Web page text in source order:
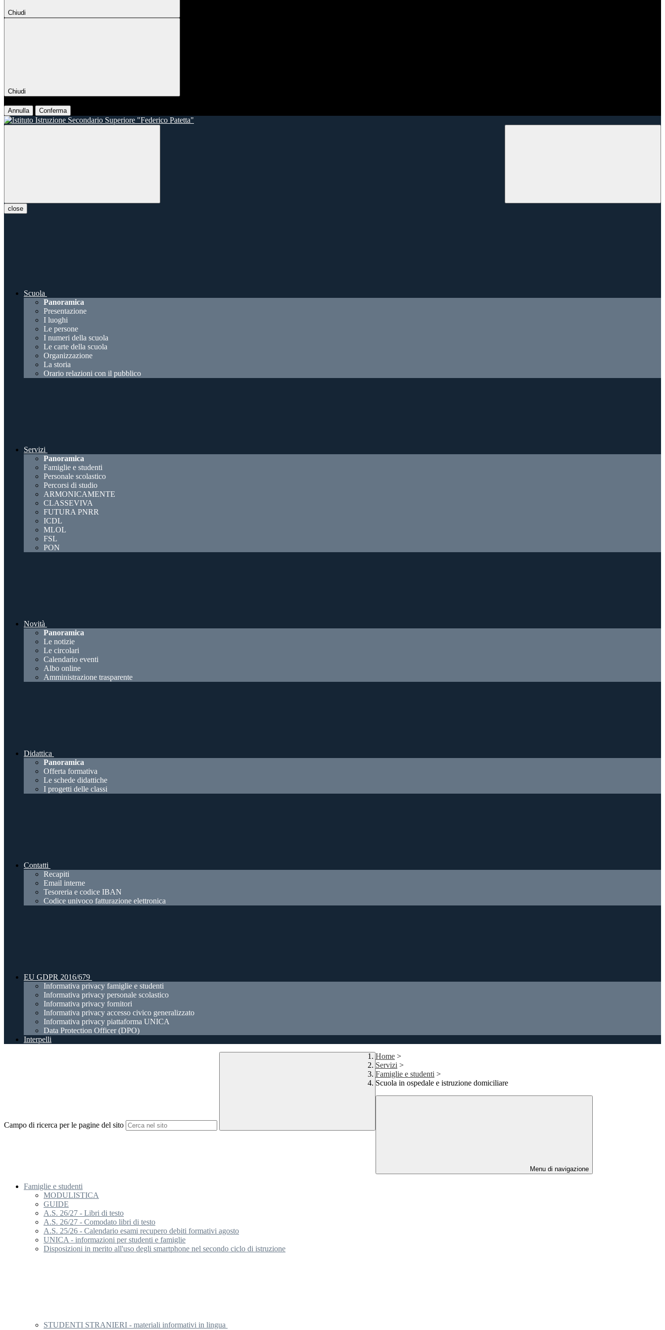
Chiudi
Chiudi
Annulla Conferma
close
Scuola
Panoramica
Presentazione
I luoghi
Le persone
I numeri della scuola
Le carte della scuola
Organizzazione
La storia
Orario relazioni con il pubblico
Servizi
Panoramica
Famiglie e studenti
Personale scolastico
Percorsi di studio
ARMONICAMENTE
CLASSEVIVA
FUTURA PNRR
ICDL
MLOL
FSL
PON
Novità
Panoramica
Le notizie
Le circolari
Calendario eventi
Albo online
Amministrazione trasparente
Didattica
Panoramica
Offerta formativa
Le schede didattiche
I progetti delle classi
Contatti
Recapiti
Email interne
Tesoreria e codice IBAN
Codice univoco fatturazione elettronica
EU GDPR 2016/679
Informativa privacy famiglie e studenti
Informativa privacy personale scolastico
Informativa privacy fornitori
Informativa privacy accesso civico generalizzato
Informativa privacy piattaforma UNICA
Data Protection Officer (DPO)
Interpelli
Campo di ricerca per le pagine del sito
Home >
Servizi >
Famiglie e studenti >
Scuola in ospedale e istruzione domiciliare
Menu di navigazione
Famiglie e studenti
MODULISTICA
GUIDE
A.S. 26/27 - Libri di testo
A.S. 26/27 - Comodato libri di testo
A.S. 25/26 - Calendario esami recupero debiti formativi agosto
UNICA - informazioni per studenti e famiglie
Disposizioni in merito all'uso degli smartphone nel secondo ciclo di istruzione
STUDENTI STRANIERI - materiali informativi in lingua